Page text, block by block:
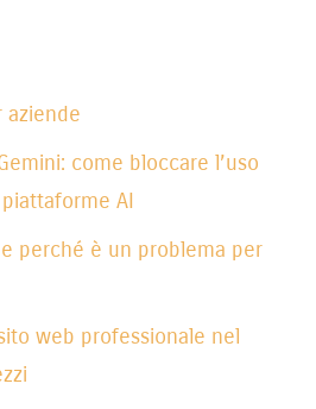
aziende
come bloccare l’uso
AI
e perché è un problema per
web professionale nel